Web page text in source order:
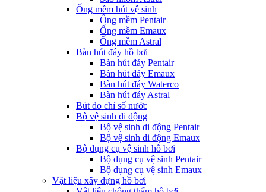
Ống mềm hút vệ sinh
Ống mềm Pentair
Ống mềm Emaux
Ống mềm Astral
Bàn hút đáy hồ bơi
Bàn hút đáy Pentair
Bàn hút đáy Emaux
Bàn hút đáy Waterco
Bàn hút đáy Astral
Bút đo chỉ số nước
Bộ vệ sinh di động
Bộ vệ sinh di động Pentair
Bộ vệ sinh di động Emaux
Bộ dụng cụ vệ sinh hồ bơi
Bộ dụng cụ vệ sinh Pentair
Bộ dụng cụ vệ sinh Emaux
Vật liệu xây dựng hồ bơi